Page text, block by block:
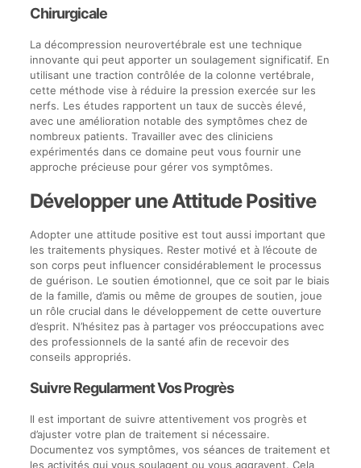
Chirurgicale
La décompression neurovertébrale est une technique
innovante qui peut apporter un soulagement significatif. En
utilisant une traction contrôlée de la colonne vertébrale,
cette méthode vise à réduire la pression exercée sur les
nerfs. Les études rapportent un taux de succès élevé,
avec une amélioration notable des symptômes chez de
nombreux patients. Travailler avec des cliniciens
expérimentés dans ce domaine peut vous fournir une
approche précieuse pour gérer vos symptômes.
Développer une Attitude Positive
Adopter une attitude positive est tout aussi important que
les traitements physiques. Rester motivé et à l’écoute de
son corps peut influencer considérablement le processus
de guérison. Le soutien émotionnel, que ce soit par le biais
de la famille, d’amis ou même de groupes de soutien, joue
un rôle crucial dans le développement de cette ouverture
d’esprit. N’hésitez pas à partager vos préoccupations avec
des professionnels de la santé afin de recevoir des
conseils appropriés.
Suivre Regularment Vos Progrès
Il est important de suivre attentivement vos progrès et
d’ajuster votre plan de traitement si nécessaire.
Documentez vos symptômes, vos séances de traitement et
les activités qui vous soulagent ou vous aggravent. Cela